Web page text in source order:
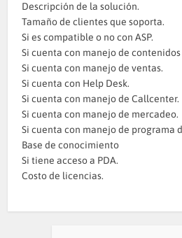
Descripción de la solución.
Tamaño de clientes que soporta.
Si es compatible o no con ASP.
Si cuenta con manejo de contenidos
Si cuenta con manejo de ventas.
Si cuenta con Help Desk.
Si cuenta con manejo de Callcenter.
Si cuenta con manejo de mercadeo.
Si cuenta con manejo de programa
Base de conocimiento
Si tiene acceso a PDA.
Costo de licencias.